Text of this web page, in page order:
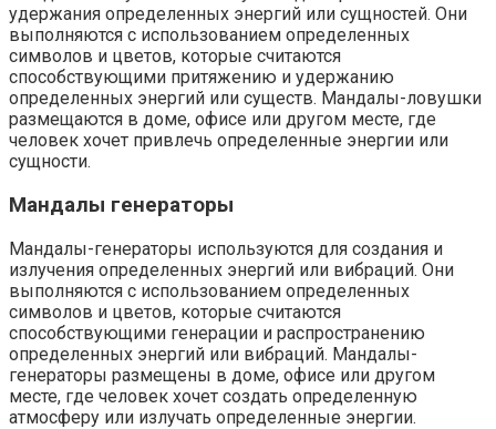
удержания определенных энергий или сущностей. Они
выполняются с использованием определенных
символов и цветов, которые считаются
способствующими притяжению и удержанию
определенных энергий или существ. Мандалы-ловушки
размещаются в доме, офисе или другом месте, где
человек хочет привлечь определенные энергии или
сущности.
Мандалы генераторы
Мандалы-генераторы используются для создания и
излучения определенных энергий или вибраций. Они
выполняются с использованием определенных
символов и цветов, которые считаются
способствующими генерации и распространению
определенных энергий или вибраций. Мандалы-
генераторы размещены в доме, офисе или другом
месте, где человек хочет создать определенную
атмосферу или излучать определенные энергии.